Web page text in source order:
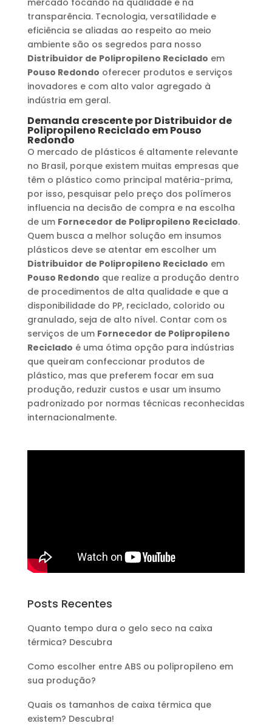
mercado focando na qualidade e na
transparência. Tecnologia, versatilidade e
eficiência se aliadas ao respeito ao meio
ambiente são os segredos para nosso
Distribuidor de Polipropileno Reciclado em
Pouso Redondo oferecer produtos e serviços
inovadores e com alto valor agregado à
indústria em geral.
Demanda crescente porDistribuidor de
Polipropileno Reciclado emPouso
Redondo
O mercado de plásticos é altamente relevante
no Brasil, porque existem muitas empresas que
têm o plástico como principal matéria-prima,
por isso, pesquisar pelo preço dos polímeros
influencia na decisão de compra e na escolha
de um Fornecedor de Polipropileno Reciclado.
Quem busca a melhor solução em insumos
plásticos deve se atentar em escolher um
Distribuidor de Polipropileno Reciclado em
Pouso Redondo que realize a produção dentro
de procedimentos de alta qualidade e que a
disponibilidade do PP, reciclado, colorido ou
granulado, seja de alto nível. Contar com os
serviços de um Fornecedor de Polipropileno
Reciclado é uma ótima opção para indústrias
que queiram confeccionar produtos de
plástico, mas que preferem focar em sua
produção, reduzir custos e usar um insumo
padronizado por normas técnicas reconhecidas
internacionalmente.
Posts Recentes
Quanto tempo dura o gelo seco na caixa
térmica? Descubra
Como escolher entre ABS ou polipropileno em
sua produção?
Quais os tamanhos de caixa térmica que
existem? Descubra!